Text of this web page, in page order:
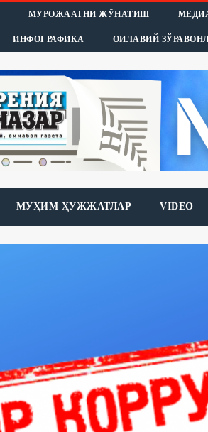
МУРОЖААТНИ ЖЎНАТИШ
ИНФОГРАФИКА ОИЛАВИЙ
МУҲИМ ҲУЖЖАТЛАР VIDEO